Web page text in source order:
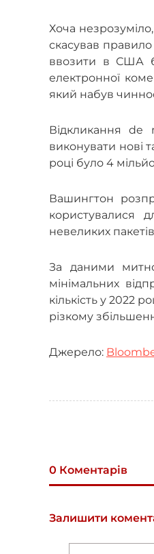
Хоча
скасував
ввозити в США
електронної
який набув
Відкликання
виконувати нові
році було 4
Вашингтон
користувалися
невеликих
За даними
мінімальних
кількість у 2022
різкому
Джерело:
0 Коментарів
Залишити